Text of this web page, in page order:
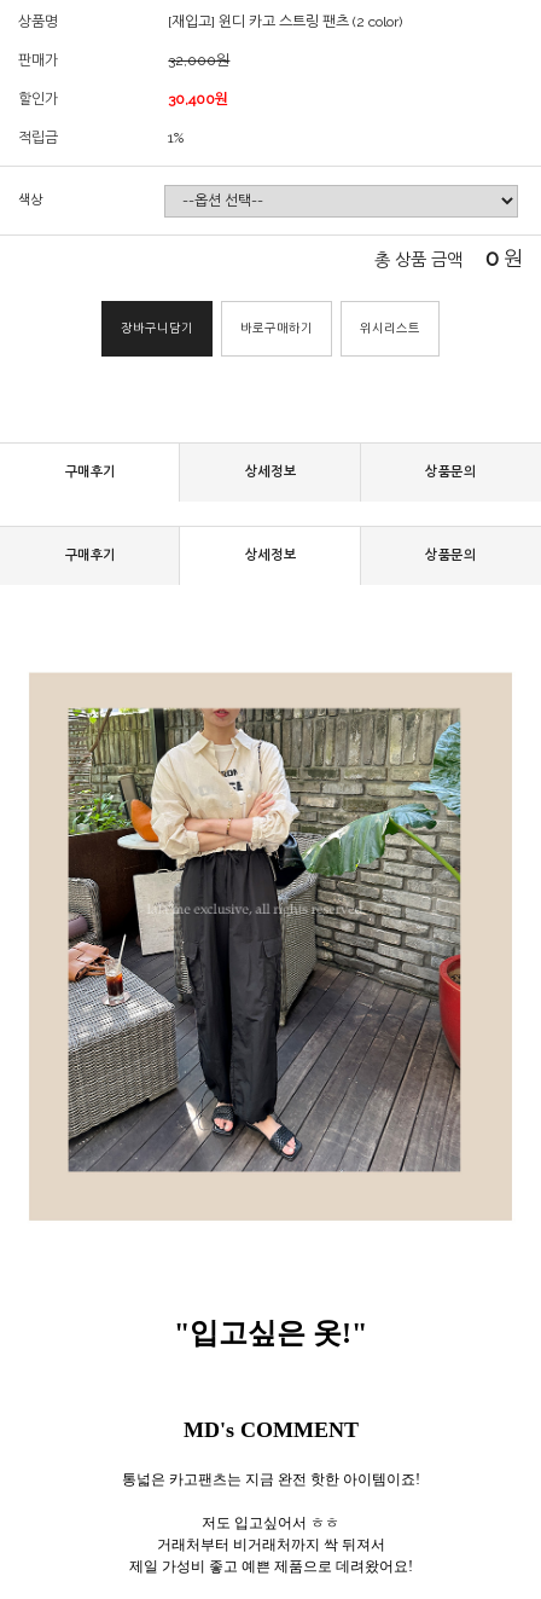
상품명 [재입고] 윈디 카고 스트링 팬츠 (2 color)
판매가 32,000원
할인가 30,400원
적립금 1%
색상
총 상품 금액 0 원
장바구니담기 바로구매하기 위시리스트
구매후기 상세정보 상품문의
구매후기 상세정보 상품문의
"입고싶은 옷!"
MD's COMMENT
통넓은 카고팬츠는 지금 완전 핫한 아이템이죠!
저도 입고싶어서 ㅎㅎ
거래처부터 비거래처까지 싹 뒤져서
제일 가성비 좋고 예쁜 제품으로 데려왔어요!